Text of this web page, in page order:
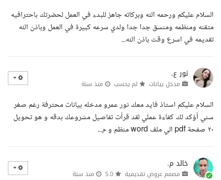
السلام عليكم ورحمه الله وبركاته جاهز للبدء في العمل لحضرتك باحترافيه
متقنه ومنظمه ومنسق جدا جدا ولدي سرعه كبيرة في العمل وباذن الله
تقديمه في اسرع وقت باذن الله...
نور ع.
مدخل بيانات لم يحسب منذ سنة
السلام عليكم استاذ فايد معك نور عمرو مدخله بيانات محترفة رغم صغر
سني أؤكد لك كفاءة عملي لقد قرأت تفاصيل مشروعك بدقه و هو تحويل
٢٠ صفحة pdf الي ملف word منظم و م...
خالد م.
مصمم عروض تقديمية منذ سنة